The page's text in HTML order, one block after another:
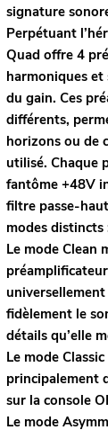
signature
Perpétuant
Quad offre 4
harmoniques
du gain. Ces
différents,
horizons ou de
utilisé. Chaque
fantôme +48V
filtre passe-
modes distincts
Le mode Clean
fidèlement le
détails qu’elle
Le mode
principalement
sur la console
Le mode